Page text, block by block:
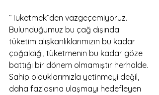
“Tüketmek”den vazgeçemiyoruz.
Bulunduğumuz bu çağ dışında
tüketim alışkanlıklarımızın bu kadar
çoğaldığı, tüketmenin bu kadar göze
battığı bir dönem olmamıştır herhalde.
Sahip olduklarımızla yetinmeyi değil,
daha fazlasına ulaşmayı hedefleyen